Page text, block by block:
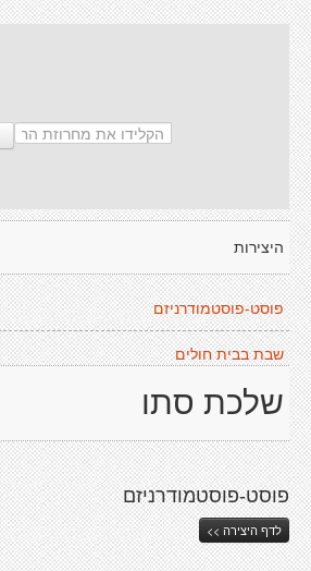
היצירות
פוסט-פוסטמודרניזם
שבת בבית חולים
שלכת סתו
פוסט-פוסטמודרניזם
לדף היצירה >>